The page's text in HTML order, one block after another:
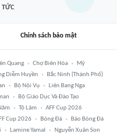
TỨC
Chính sách bảo mật
Quang Chợ Biên Hòa
Mỹ
Diễm Huyền
Bắc Ninh (thành Phố)
Bộ Nội Vụ
Liên Bang Nga
Bộ Giáo Dục Và Đào Tạo
Tô Lâm
AFF Cup 2026
Cup 2026 Bóng Đá
Báo Bóng Đá
Lamine Yamal Nguyễn Xuân Son